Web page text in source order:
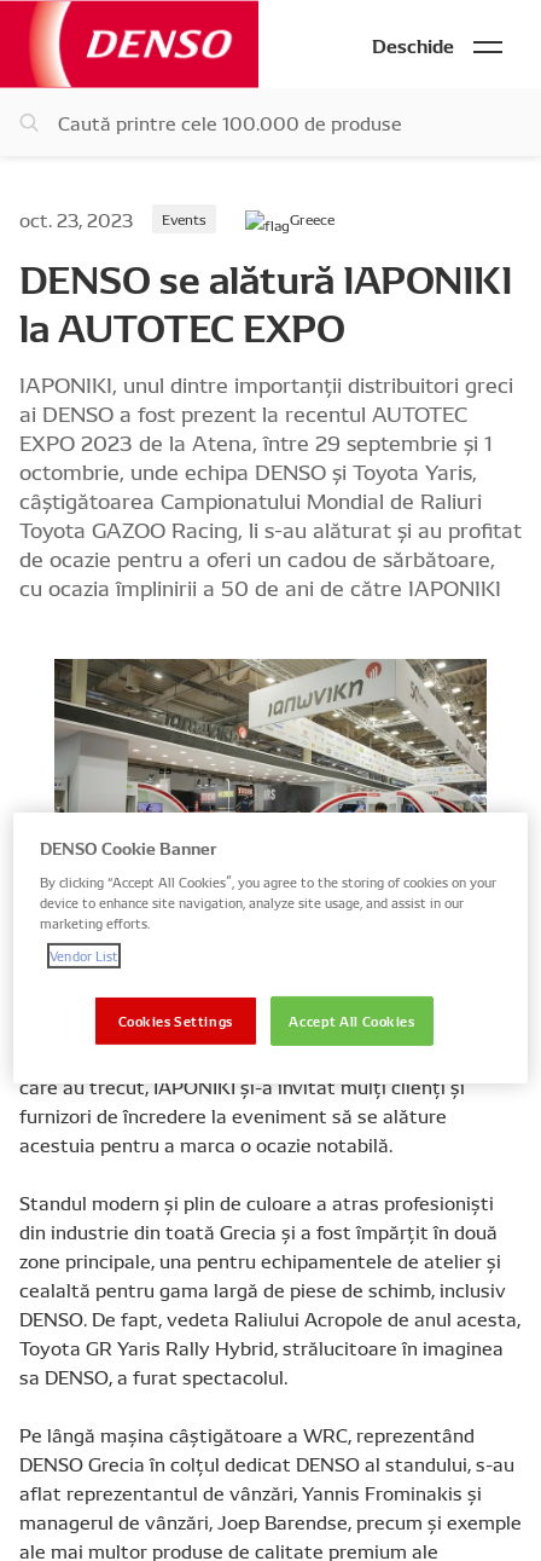
Deschide
oct. 23, 2023 Events Greece
DENSO se alătură IAPONIKI
la AUTOTEC EXPO
IAPONIKI, unul dintre importanții distribuitori greci
ai DENSO a fost prezent la recentul AUTOTEC
EXPO 2023 de la Atena, între 29 septembrie și 1
octombrie, unde echipa DENSO și Toyota Yaris,
câștigătoarea Campionatului Mondial de Raliuri
Toyota GAZOO Racing, li s-au alăturat și au profitat
de ocazie pentru a oferi un cadou de sărbătoare,
cu ocazia împlinirii a 50 de ani de către IAPONIKI
Remarcându-se ca o afacere Aftermarket de vârf atât în
care au trecut, IAPONIKI și-a invitat mulți clienți și
furnizori de încredere la eveniment să se alăture
acestuia pentru a marca o ocazie notabilă.
Standul modern și plin de culoare a atras profesioniști
din industrie din toată Grecia și a fost împărțit în două
zone principale, una pentru echipamentele de atelier și
cealaltă pentru gama largă de piese de schimb, inclusiv
DENSO. De fapt, vedeta Raliului Acropole de anul acesta,
Toyota GR Yaris Rally Hybrid, strălucitoare în imaginea
sa DENSO, a furat spectacolul.
Pe lângă mașina câștigătoare a WRC, reprezentând
DENSO Grecia în colțul dedicat DENSO al standului, s-au
aflat reprezentantul de vânzări, Yannis Frominakis și
managerul de vânzări, Joep Barendse, precum și exemple
ale mai multor produse de calitate premium ale
DENSO Cookie Banner
By clicking “Accept All Cookies”, you agree to the storing of cookies on your
device to enhance site navigation, analyze site usage, and assist in our
marketing efforts.
Vendor List
Accept All Cookies
Cookies Settings